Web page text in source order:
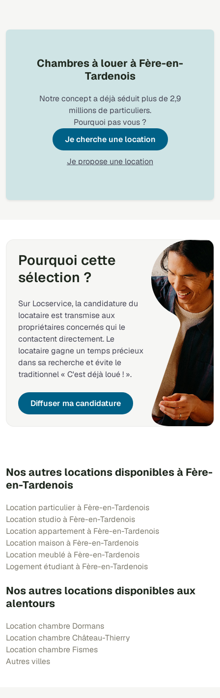
Chambres à louer à Fère-en-
Tardenois
Notre concept a déjà séduit plus de 2,9
millions de particuliers.
Pourquoi pas vous ?
Je cherche une location
Je propose une location
Pourquoi cette
sélection ?
Sur Locservice, la candidature du
locataire est transmise aux
propriétaires concernés qui le
contactent directement. Le
locataire gagne un temps précieux
dans sa recherche et évite le
traditionnel « C'est déjà loué ! ».
Diffuser ma candidature
Nos autres locations disponibles à Fère-
en-Tardenois
Location particulier à Fère-en-Tardenois
Location studio à Fère-en-Tardenois
Location appartement à Fère-en-Tardenois
Location maison à Fère-en-Tardenois
Location meublé à Fère-en-Tardenois
Logement étudiant à Fère-en-Tardenois
Nos autres locations disponibles aux
alentours
Location chambre Dormans
Location chambre Château-Thierry
Location chambre Fismes
Autres villes